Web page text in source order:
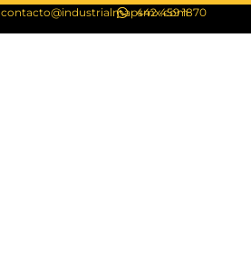
contacto@industrialmapsmx.com
442 459 1870